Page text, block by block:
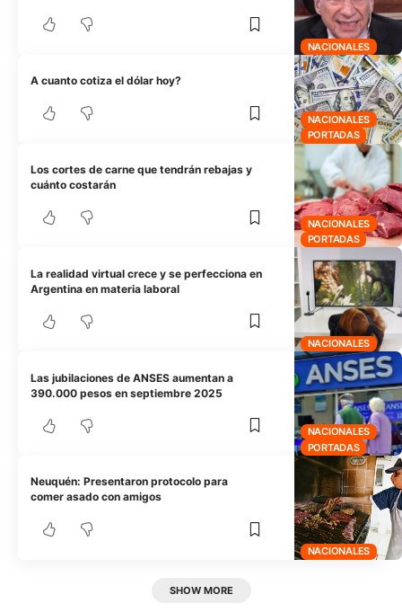
NACIONALES
NACIONALES
PORTADAS
A cuanto cotiza el dólar hoy?
NACIONALES
PORTADAS
Los cortes de carne que tendrán rebajas y
cuánto costarán
NACIONALES
La realidad virtual crece y se perfecciona en
Argentina en materia laboral
NACIONALES
PORTADAS
Las jubilaciones de ANSES aumentan a
390.000 pesos en septiembre 2025
NACIONALES
Neuquén: Presentaron protocolo para
comer asado con amigos
SHOW MORE